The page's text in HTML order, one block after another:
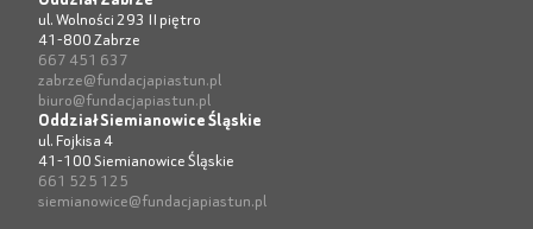
ul. Wolności 293 II piętro
41-800 Zabrze
667 451 637
zabrze@fundacjapiastun.pl
biuro@fundacjapiastun.pl
Oddział Siemianowice Śląskie
ul. Fojkisa 4
41-100 Siemianowice Śląskie
661 525 125
siemianowice@fundacjapiastun.pl